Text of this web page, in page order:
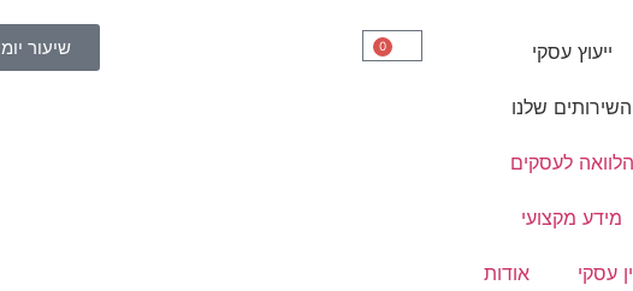
ייעוץ עסקי
השירותים שלנו
הלוואה לעסקים
מידע מקצועי
עסקי אודות
0 שיעור